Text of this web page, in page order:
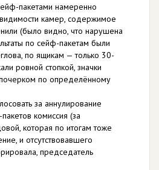
пакетами намеренно
камер, содержимое
(было видно, что нарушена
по сейф-пакетам были
по ящикам — только 30-
ровной стопкой, значки
по определённому
за аннулирование
комиссия (за
которая по итогам тоже
и отсутствовавшего
председатель